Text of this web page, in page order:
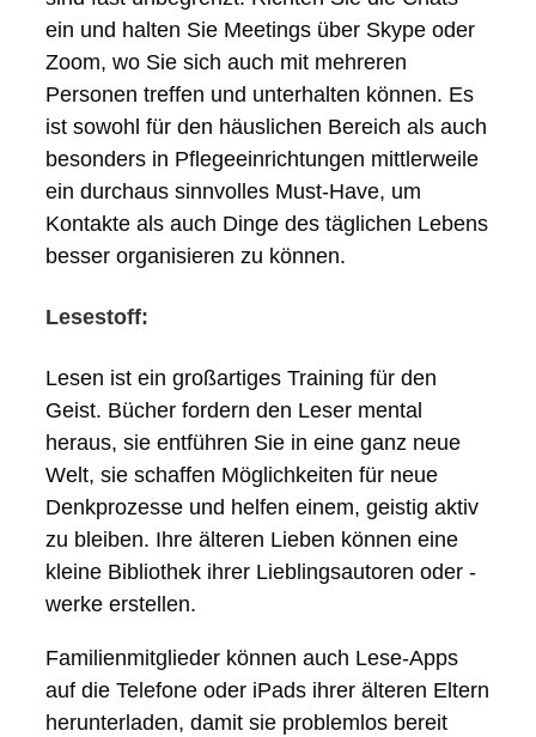
ein und halten Sie Meetings über Skype oder
Zoom, wo Sie sich auch mit mehreren
Personen treffen und unterhalten können. Es
ist sowohl für den häuslichen Bereich als auch
besonders in Pflegeeinrichtungen mittlerweile
ein durchaus sinnvolles Must-Have, um
Kontakte als auch Dinge des täglichen Lebens
besser organisieren zu können.
Lesestoff:
Lesen ist ein großartiges Training für den
Geist. Bücher fordern den Leser mental
heraus, sie entführen Sie in eine ganz neue
Welt, sie schaffen Möglichkeiten für neue
Denkprozesse und helfen einem, geistig aktiv
zu bleiben. Ihre älteren Lieben können eine
kleine Bibliothek ihrer Lieblingsautoren oder -
werke erstellen.
Familienmitglieder können auch Lese-Apps
auf die Telefone oder iPads ihrer älteren Eltern
herunterladen, damit sie problemlos bereit